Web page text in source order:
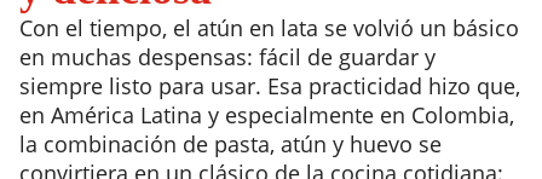
Con el tiempo, el atún en lata se volvió un básico
en muchas despensas: fácil de guardar y
siempre listo para usar. Esa practicidad hizo que,
en América Latina y especialmente en Colombia,
la combinación de pasta, atún y huevo se
convirtiera en un clásico de la cocina cotidiana: